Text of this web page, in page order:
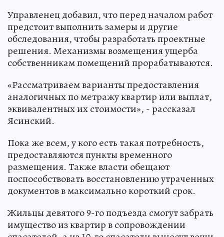
Управленец добавил, что перед началом работ
предстоит выполнить замеры и другие
обследования, чтобы разработать проектные
решения. Механизмы возмещения ущерба
собственникам помещений прорабатываются.
«Рассматриваем варианты предоставления
аналогичных по метражу квартир или выплат,
эквивалентных их стоимости», - рассказал
Ясинский.
Пока же всем, у кого есть такая потребность,
предоставляются пункты временного
размещения. Также власти обещают
поспособствовать восстановлению утраченных
документов в максимально короткий срок.
Жильцы девятого 9-го подъезда смогут забрать
имущество из квартир в сопровождении